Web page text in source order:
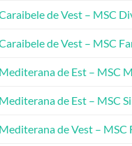
de Vest – MSC
de Vest – MSC
Mediterana de Est – MSC
Mediterana de Est – MSC
Mediterana de Vest – MSC